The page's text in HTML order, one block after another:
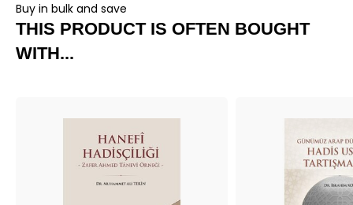
Buy in bulk and save
THIS PRODUCT IS OFTEN BOUGHT
WITH...